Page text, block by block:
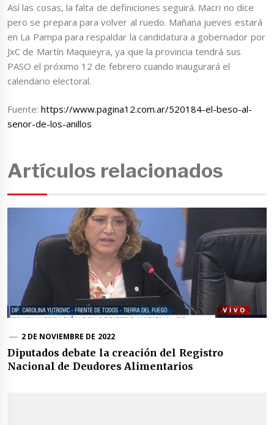
Así las cosas, la falta de definiciones seguirá. Macri no dice
pero se prepara para volver al ruedo. Mañana jueves estará
en La Pampa para respaldar la candidatura a gobernador por
JxC de Martín Maquieyra, ya que la provincia tendrá sus
PASO el próximo 12 de febrero cuando inaugurará el
calendario electoral.
Fuente:https://www.pagina12.com.ar/520184-el-beso-al-
senor-de-los-anillos
Artículos relacionados
2 DE NOVIEMBRE DE 2022
Diputados debate la creación del Registro
Nacional de Deudores Alimentarios